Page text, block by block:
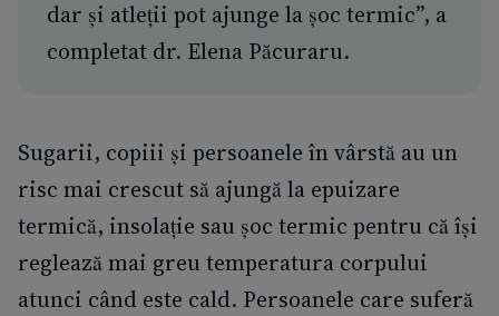
dar și atleții pot ajunge la șoc termic”, a
completat dr. Elena Păcuraru.
Sugarii, copiii și persoanele în vârstă au un
risc mai crescut să ajungă la epuizare
termică, insolație sau șoc termic pentru că își
reglează mai greu temperatura corpului
atunci când este cald. Persoanele care suferă